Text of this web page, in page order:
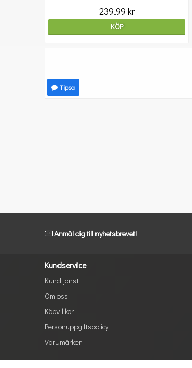
239.99 kr
KÖP
Tipsa
Anmäl dig till nyhetsbrevet!
Kundservice
Kundtjänst
Om oss
Köpvillkor
Personuppgiftspolicy
Varumärken